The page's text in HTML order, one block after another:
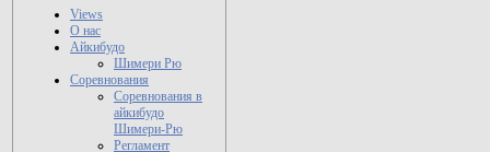
Views
О нас
Айкибудо
Шимери Рю
Соревнования
Соревнования в
айкибудо
Шимери-Рю
Регламент